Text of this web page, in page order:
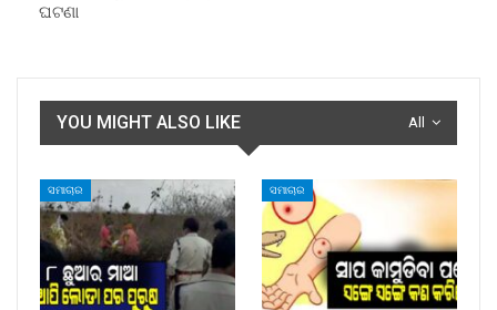
ଘଟଣା
All
YOU MIGHT ALSO LIKE
ସମାଚାର ସମାଚାର